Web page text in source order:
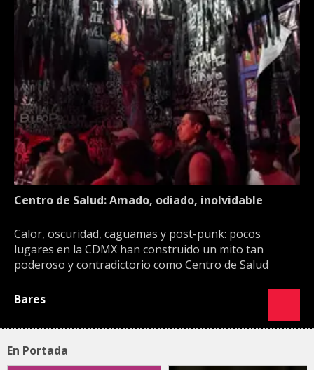
Centro de Salud: Amado, odiado, inolvidable
Calor, oscuridad, caguamas y post-punk: pocos
lugares en la CDMX han construido un mito tan
poderoso y contradictorio como Centro de Salud
Bares
En Portada